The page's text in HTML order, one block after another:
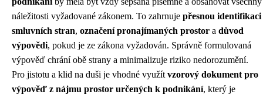
náležitosti vyžadované zákonem. To zahrnuje přesnou identifikaci
smluvních stran, označení pronajímaných prostor a důvod
výpovědi, pokud je ze zákona vyžadován. Správně formulovaná
výpověď chrání obě strany a minimalizuje riziko nedorozumění.
Pro jistotu a klid na duši je vhodné využít vzorový dokument pro
výpověď z nájmu prostor určených k podnikání, který je